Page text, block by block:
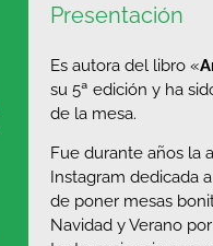
Presentación
Es autora del libro «
su 5ª edición y ha
de la mesa.
Fue durante años la
Instagram dedicada
de poner mesas
Navidad y Verano